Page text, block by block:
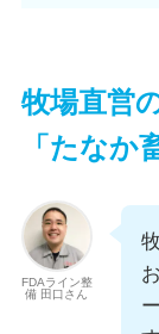
牧場直営
「 たなか
FDAライン整
備 田口さん